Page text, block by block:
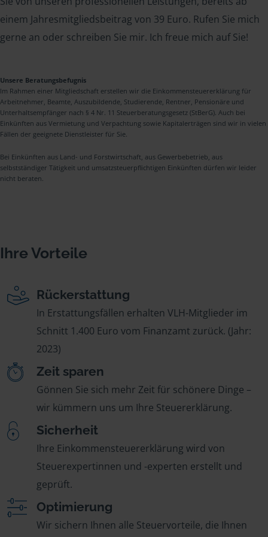
einem Jahresmitgliedsbeitrag von 39 Euro. Rufen Sie mich
gerne an oder schreiben Sie mir. Ich freue mich auf Sie!
Unsere Beratungsbefugnis
Im Rahmen einer Mitgliedschaft erstellen wir die Einkommensteuererklärung für
Arbeitnehmer, Beamte, Auszubildende, Studierende, Rentner, Pensionäre und
Unterhaltsempfänger nach § 4 Nr. 11 Steuerberatungsgesetz (StBerG). Auch bei
Einkünften aus Vermietung und Verpachtung sowie Kapitalerträgen sind wir in vielen
Fällen der geeignete Dienstleister für Sie.
Bei Einkünften aus Land- und Forstwirtschaft, aus Gewerbebetrieb, aus
selbstständiger Tätigkeit und umsatzsteuerpflichtigen Einkünften dürfen wir leider
nicht beraten.
Ihre Vorteile
Rückerstattung
In Erstattungsfällen erhalten VLH-Mitglieder im
Schnitt 1.400 Euro vom Finanzamt zurück. (Jahr:
2023)
Zeit sparen
Gönnen Sie sich mehr Zeit für schönere Dinge –
wir kümmern uns um Ihre Steuererklärung.
Sicherheit
Ihre Einkommensteuererklärung wird von
Steuerexpertinnen und -experten erstellt und
geprüft.
Optimierung
Wir sichern Ihnen alle Steuervorteile, die Ihnen